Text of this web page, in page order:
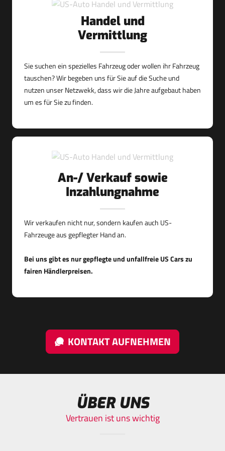
Handel und
Vermittlung
Sie suchen ein spezielles Fahrzeug oder wollen ihr Fahrzeug
tauschen? Wir begeben uns für Sie auf die Suche und
nutzen unser Netzwekk, dass wir die Jahre aufgebaut haben
um es für Sie zu finden.
An-/ Verkauf sowie
Inzahlungnahme
Wir verkaufen nicht nur, sondern kaufen auch US-
Fahrzeuge aus gepflegter Hand an.
Bei uns gibt es nur gepflegte und unfallfreie US Cars zu
fairen Händlerpreisen.
KONTAKT AUFNEHMEN
ÜBER UNS
Vertrauen ist uns wichtig